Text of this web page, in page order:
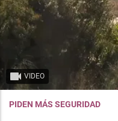
VIDEO
PIDEN MÁS SEGURIDAD